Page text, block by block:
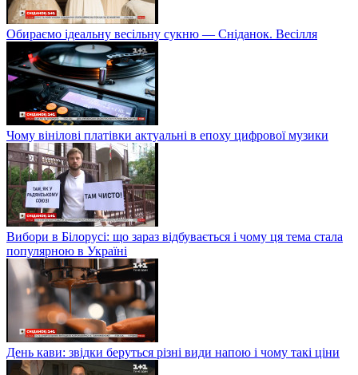
Обираємо ідеальну весільну сукню — Сніданок. Весілля
Чому вінілові платівки актуальні в епоху цифрової музики
Вибори в Білорусі: що зараз відбувається і чому ця тема стала
популярною в Україні
День кави: звідки беруться різні види напою і чому такі ціни